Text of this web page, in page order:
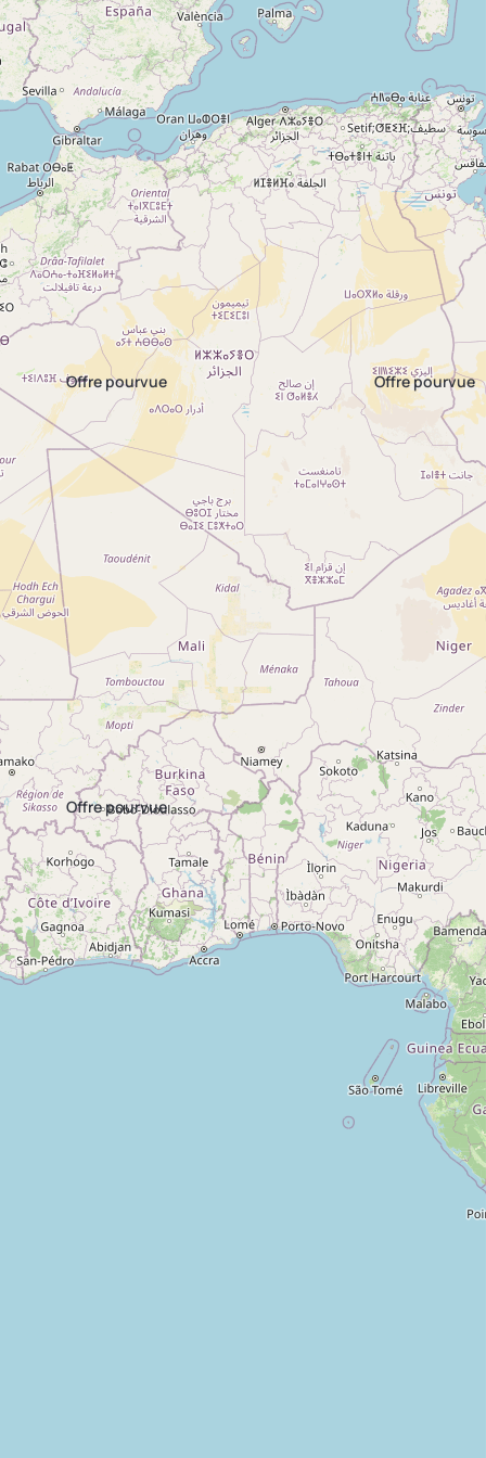
CDI Second(e)
d’Exploitation
Maraîchage
Raphèle les
Arles - 13280
CDI
Tâches
agricoles
Salariat
ovin-lait
MILLAU -
12100
Offre pourvue
Chargé(e) de
production &
conditionnement
Cambon
- 81990
CDIConditionnement
& Manutention
Offre pourvue
Élevage
bovins
Calmont -
12450
Offre pourvue
Ouvrier agricole –